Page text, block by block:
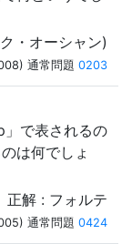
・オーシャン)
通常問題 0203
で表されるの
は何でしょ
正解 : フォルテ
通常問題 0424